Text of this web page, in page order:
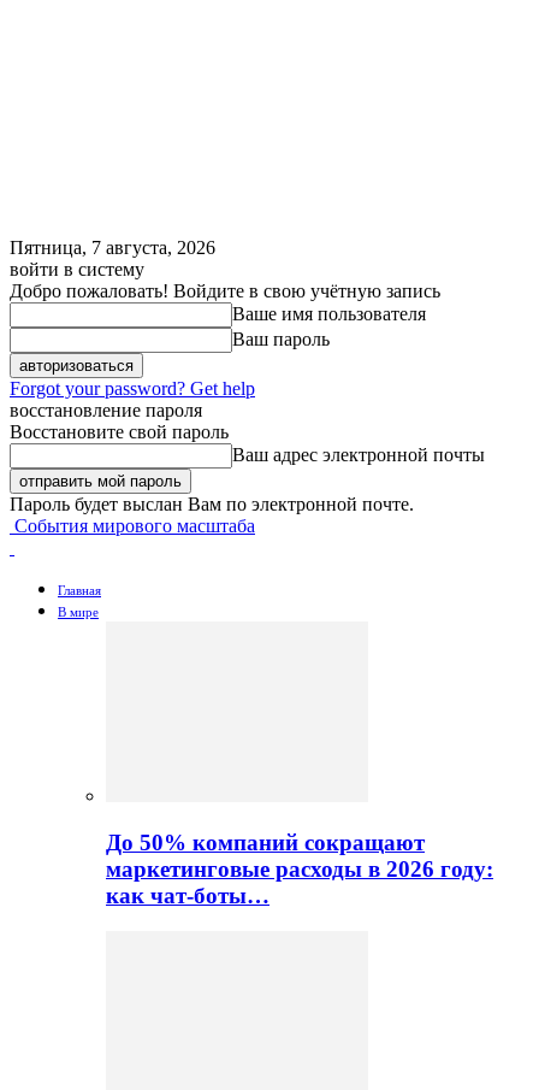
Пятница, 7 августа, 2026
войти в систему
Добро пожаловать! Войдите в свою учётную запись
Ваше имя пользователя
Ваш пароль
Forgot your password? Get help
восстановление пароля
Восстановите свой пароль
Ваш адрес электронной почты
Пароль будет выслан Вам по электронной почте.
События мирового масштаба
Главная
В мире
До 50% компаний сокращают
маркетинговые расходы в 2026 году:
как чат-боты…